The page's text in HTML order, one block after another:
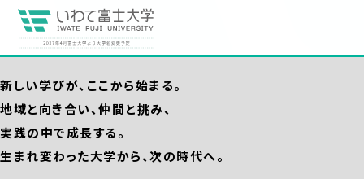
新しい学びが、ここから始まる。
地域と向き合い、仲間と挑み、
実践の中で成長する。
生まれ変わった大学から、次の時代へ。